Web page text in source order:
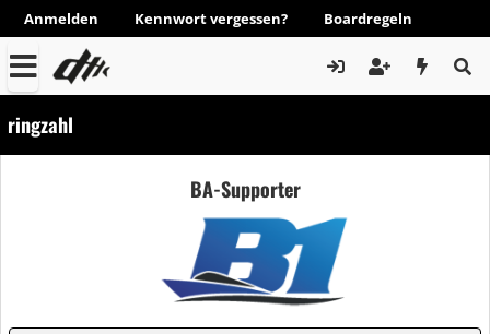
Anmelden Kennwort vergessen? Boardregeln
ringzahl
BA-Supporter